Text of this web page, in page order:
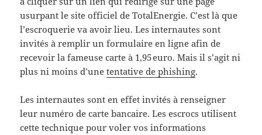
usurpant le site officiel de TotalEnergie. C’est là que
l’escroquerie va avoir lieu. Les internautes sont
invités à remplir un formulaire en ligne afin de
recevoir la fameuse carte à 1,95 euro. Mais il s’agit ni
plus ni moins d’unetentative de phishing.
Les internautes sont en effet invités à renseigner
leur numéro de carte bancaire. Les escrocs utilisent
cette technique pour voler vos informations